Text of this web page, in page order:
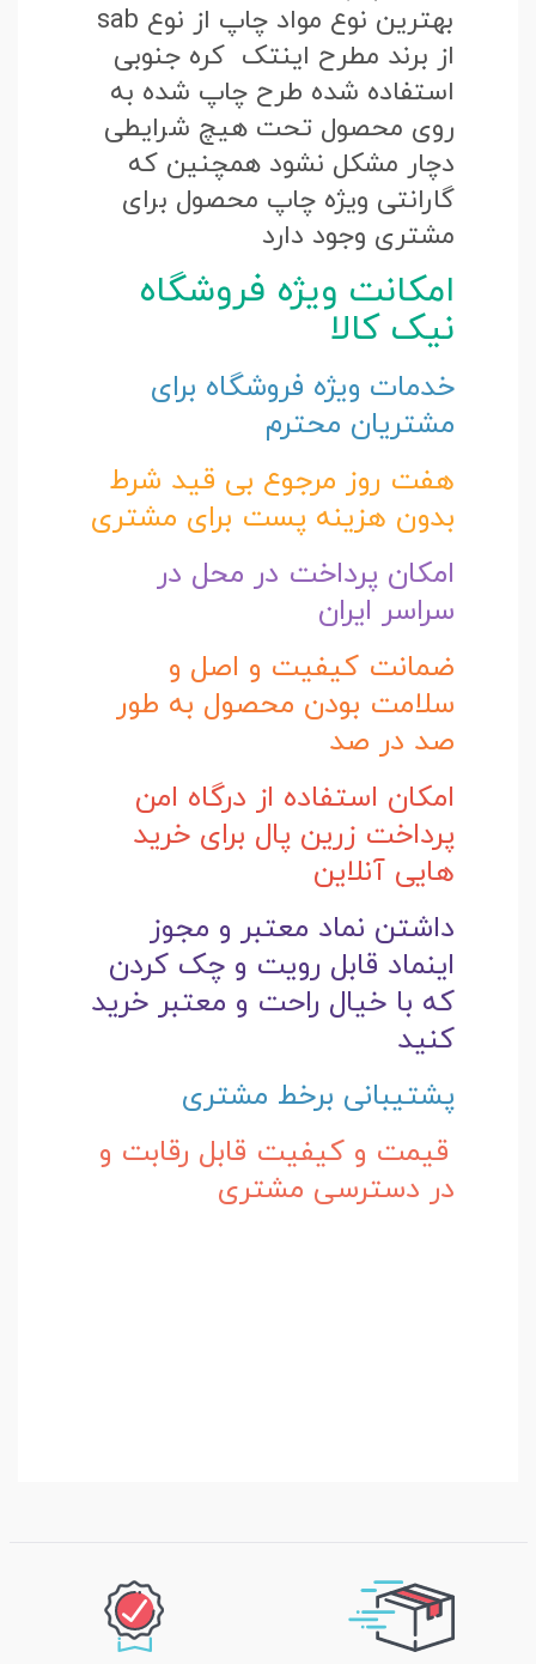
بهترین نوع مواد چاپ از نوع sab
از برند مطرح اینتک کره جنوبی
استفاده شده طرح چاپ شده به
روی محصول تحت هیچ شرایطی
دچار مشکل نشود همچنین که
گارانتی ویژه چاپ محصول برای
مشتری وجود دارد
امکانت ویژه فروشگاه
نیک کالا
خدمات ویژه فروشگاه برای
مشتریان محترم
هفت روز مرجوع بی قید شرط
بدون هزینه پست برای مشتری
امکان پرداخت در محل در
سراسر ایران
ضمانت کیفیت و اصل و
سلامت بودن محصول به طور
صد در صد
امکان استفاده از درگاه امن
پرداخت زرین پال برای خرید
هایی آنلاین
داشتن نماد معتبر و مجوز
اینماد قابل رویت و چک کردن
که با خیال راحت و معتبر خرید
کنید
پشتیبانی برخط مشتری
قیمت و کیفیت قابل رقابت و
در دسترسی مشتری